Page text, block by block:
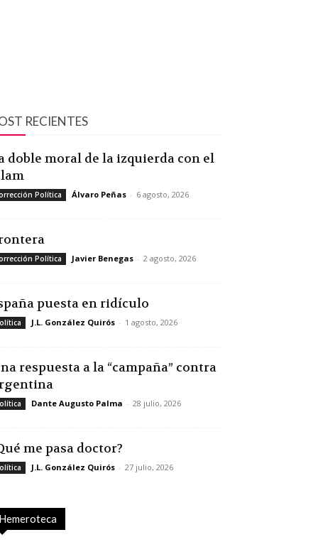
RECIENTES
doble moral de la izquierda con el
Política Álvaro Peñas - 6 agosto, 2026
Política Javier Benegas - 2 agosto, 2026
puesta en ridículo
J.L. González Quirós - 1 agosto, 2026
respuesta a la “campaña” contra
Dante Augusto Palma - 28 julio, 2026
me pasa doctor?
J.L. González Quirós - 27 julio, 2026
Hemeroteca